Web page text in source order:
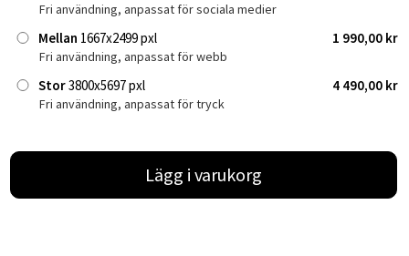
Fri användning, anpassat för sociala medier
Mellan 1667x2499 pxl 1 990,00 kr
Fri användning, anpassat för webb
Stor3800x5697 pxl 4 490,00 kr
Fri användning, anpassat för tryck
Lägg i varukorg